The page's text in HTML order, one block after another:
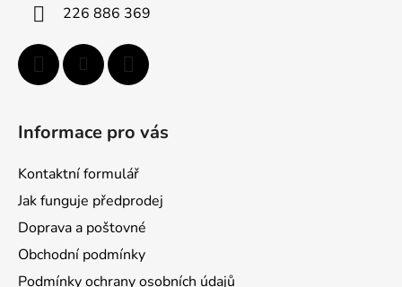
226 886 369
Informace pro vás
Kontaktní formulář
Jak funguje předprodej
Doprava a poštovné
Obchodní podmínky
Podmínky ochrany osobních údajů